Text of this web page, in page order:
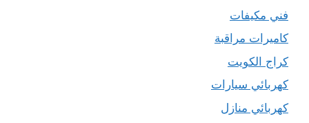
فني مكيفات
كاميرات مراقبة
كراج الكويت
كهربائي سيارات
كهربائي منازل